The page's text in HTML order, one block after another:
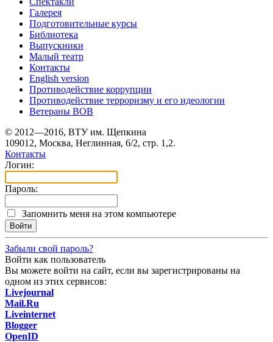
Галерея
Подготовительные курсы
Библиотека
Выпускники
Малый театр
Контакты
English version
Противодействие коррупции
Противодействие терроризму и его идеологии
Ветераны ВОВ
© 2012—2016, ВТУ им. Щепкина
109012, Москва, Неглинная, 6/2, стр. 1,2.
Контакты
Логин:
Пароль:
Запомнить меня на этом компьютере
Забыли свой пароль?
Войти как пользователь
Вы можете войти на сайт, если вы зарегистрированы на
одном из этих сервисов:
Livejournal
Mail.Ru
Liveinternet
Blogger
OpenID